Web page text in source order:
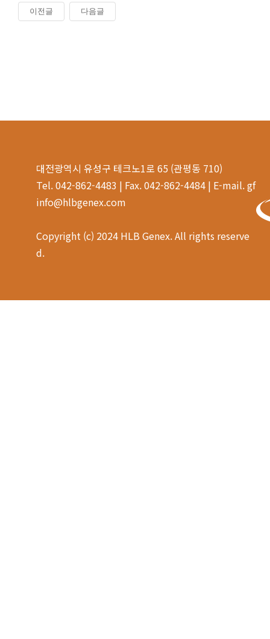
이전글 다음글
대전광역시 유성구 테크노1로 65 (관평동 710)
Tel. 042-862-4483 | Fax. 042-862-4484 | E-mail. gf
info@hlbgenex.com
Copyright (c) 2024 HLB Genex. All rights reserve
d.